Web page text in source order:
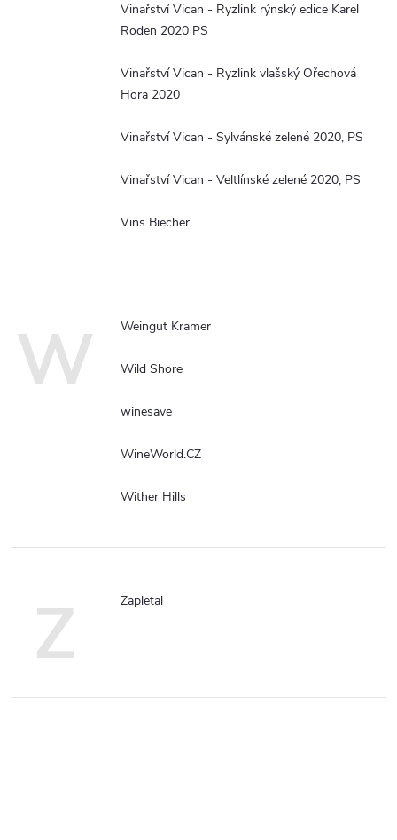
Vinařství Vican - Ryzlink rýnský edice Karel
Roden 2020 PS
Vinařství Vican - Ryzlink vlašský Ořechová
Hora 2020
Vinařství Vican - Sylvánské zelené 2020, PS
Vinařství Vican - Veltlínské zelené 2020, PS
Vins Biecher
W Weingut Kramer
Wild Shore
winesave
WineWorld.CZ
Wither Hills
Z Zapletal